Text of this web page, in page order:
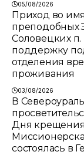
05/08/2026
Приход во
преподобных
Соловецких п.
поддержку
отделения
проживания
03/08/2026
В
Дня
состоялась в